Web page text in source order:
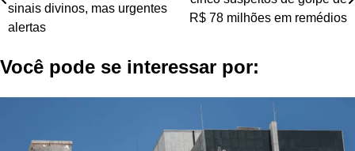
Post
sinais divinos, mas urgentes
alertas
R$ 78 milhões em remédios
Você pode se interessar por: